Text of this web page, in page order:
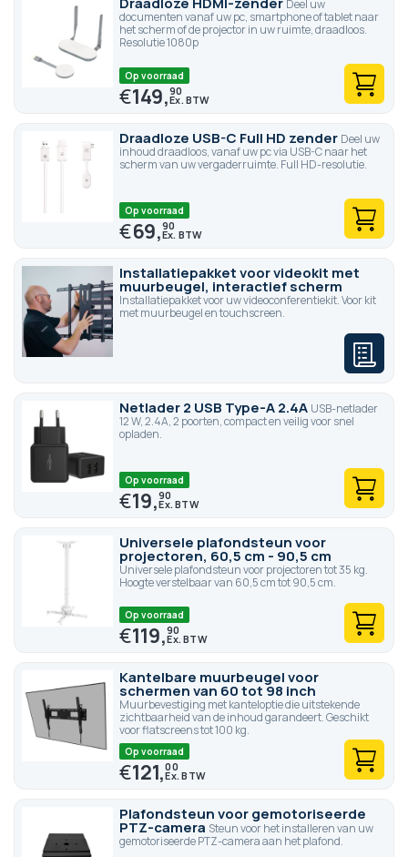
Deel uw
documenten vanaf uw pc, smartphone of tablet naar
het scherm of de projector in uw ruimte, draadloos.
Resolutie 1080p
Op voorraad
€149,90
Draadloze USB-C Full HD zender Deel uw
inhoud draadloos, vanaf uw pc via USB-C naar het
scherm van uw vergaderruimte. Full HD-resolutie.
Op voorraad
€69,90
Installatiepakket voor videokit met
muurbeugel, interactief scherm
Installatiepakket voor uw videoconferentiekit. Voor kit
met muurbeugel en touchscreen.
Netlader 2 USB Type-A 2.4A USB-netlader
12 W, 2.4A, 2 poorten, compact en veilig voor snel
opladen.
Op voorraad
€19,90
Universele plafondsteun voor
projectoren, 60,5 cm - 90,5 cm
Universele plafondsteun voor projectoren tot 35 kg.
Hoogte verstelbaar van 60,5 cm tot 90,5 cm.
Op voorraad
€119,90
Kantelbare muurbeugel voor
schermen van 60 tot 98 inch
Muurbevestiging met kanteloptie die uitstekende
zichtbaarheid van de inhoud garandeert. Geschikt
voor flatscreens tot 100 kg.
Op voorraad
€121,00
Plafondsteun voor gemotoriseerde
PTZ-camera Steun voor het installeren van uw
gemotoriseerde PTZ-camera aan het plafond.